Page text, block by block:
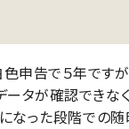
告で５年ですが
タが確認できな
なった段階での